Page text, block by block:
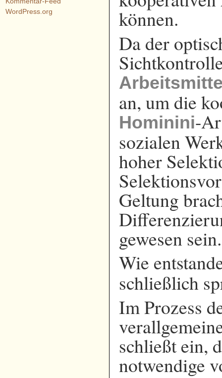
können.
Da der
an, um die
Hominini-
sozialen
hoher
Geltung
gewesen sein.
Wie
schließlich
Im Prozess
schließt ein,
notwendige
WordPress.org